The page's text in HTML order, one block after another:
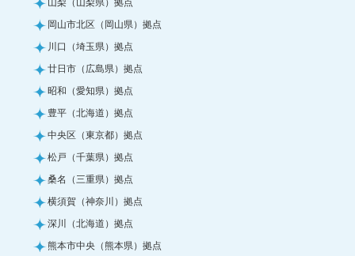
岡山市北区（岡山県）拠点
川口（埼玉県）拠点
廿日市（広島県）拠点
昭和（愛知県）拠点
豊平（北海道）拠点
中央区（東京都）拠点
松戸（千葉県）拠点
桑名（三重県）拠点
横須賀（神奈川）拠点
深川（北海道）拠点
熊本市中央（熊本県）拠点